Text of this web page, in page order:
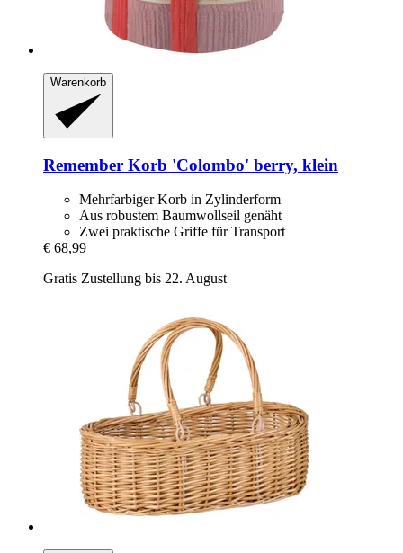
Warenkorb
Remember Korb 'Colombo' berry, klein
Mehrfarbiger Korb in Zylinderform
Aus robustem Baumwollseil genäht
Zwei praktische Griffe für Transport
€ 68,99
Gratis Zustellung bis 22. August